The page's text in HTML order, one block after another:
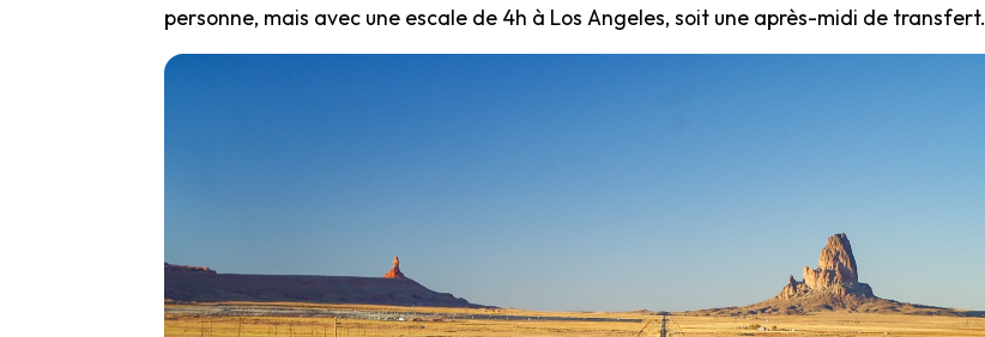
personne, mais avec une escale de 4h à Los Angeles, soit une après-midi de transfert.